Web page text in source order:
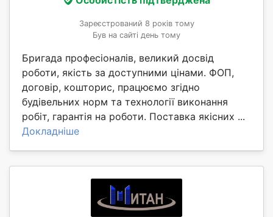
Зареєстрований 8 років тому
Був на сайті день тому
Бригада професіоналів, великий досвід
роботи, якість за доступними цінами. ФОП,
договір, кошторис, працюємо згідно
будівельних норм та технології виконання
робіт, гарантія на роботи. Поставка якісних ...
Докладніше